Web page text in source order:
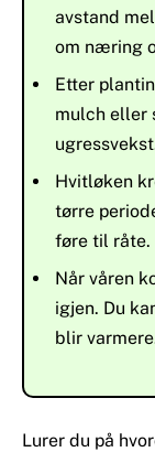
avstand
om næring
Etter
mulch eller
Hvitløken
tørre
føre til råte.
Når våren
igjen. Du
blir
Lurer du på